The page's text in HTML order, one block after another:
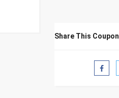
Share This Coupon